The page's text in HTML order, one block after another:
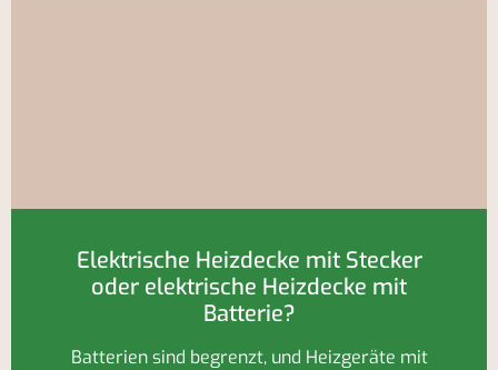
Elektrische Heizdecke mit Stecker
oder elektrische Heizdecke mit
Batterie?
Batterien sind begrenzt, und Heizgeräte mit